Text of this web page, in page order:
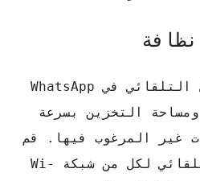
يمكن لميزة التنزيل التلقائي في WhatsApp
التخزين بسرعة
غير المرغوب فيها. قم
بتعطيل التنزيل التلقائي لكل من شبكة Wi-